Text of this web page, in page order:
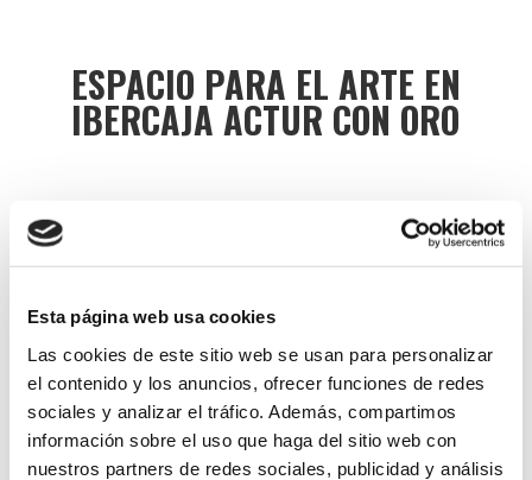
Esta página web usa cookies
Las cookies de este sitio web se usan para personalizar
el contenido y los anuncios, ofrecer funciones de redes
sociales y analizar el tráfico. Además, compartimos
información sobre el uso que haga del sitio web con
nuestros partners de redes sociales, publicidad y análisis
ESPACIO PARA EL ARTE EN
IBERCAJA ACTUR CON ORO
TALLER DE DIBUJO Y
PINTURA EN CADRETE